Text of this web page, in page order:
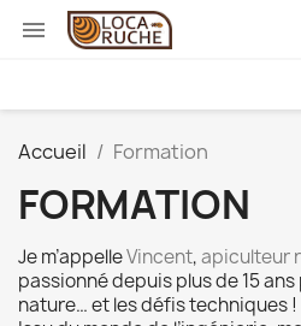

Accueil Formation
FORMATION
Je m’appelleVincent,apiculteur
passionné depuis plus de 15 ans
nature… et les défis techniques !